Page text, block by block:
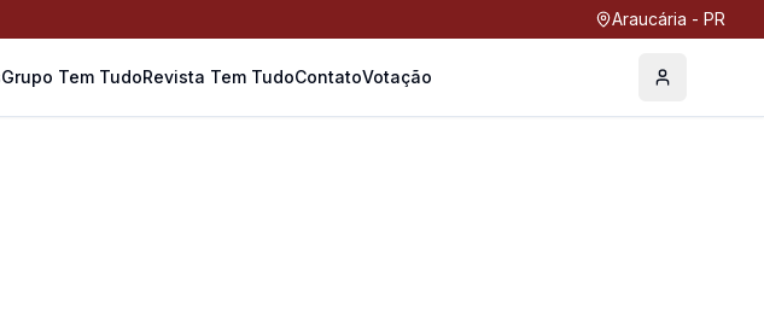
Araucária - PR
Grupo Tem TudoRevista Tem TudoContatoVotação Perfil